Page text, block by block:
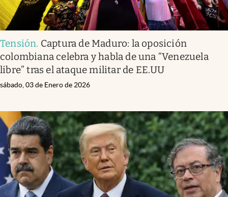
Tensión. Captura de Maduro: la oposición
colombiana celebra y habla de una “Venezuela
libre” tras el ataque militar de EE.UU
sábado, 03 de Enero de 2026